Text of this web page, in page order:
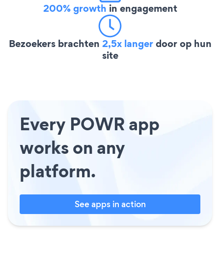
200% growth in engagement
Bezoekers brachten 2,5x langerdoor op hun
site
Every POWR app
works on any
platform.
See apps in action